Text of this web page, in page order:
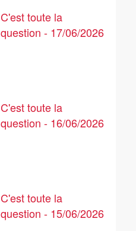
C'est toute la
question - 17/06/2026
C'est toute la
question - 16/06/2026
C'est toute la
question - 15/06/2026